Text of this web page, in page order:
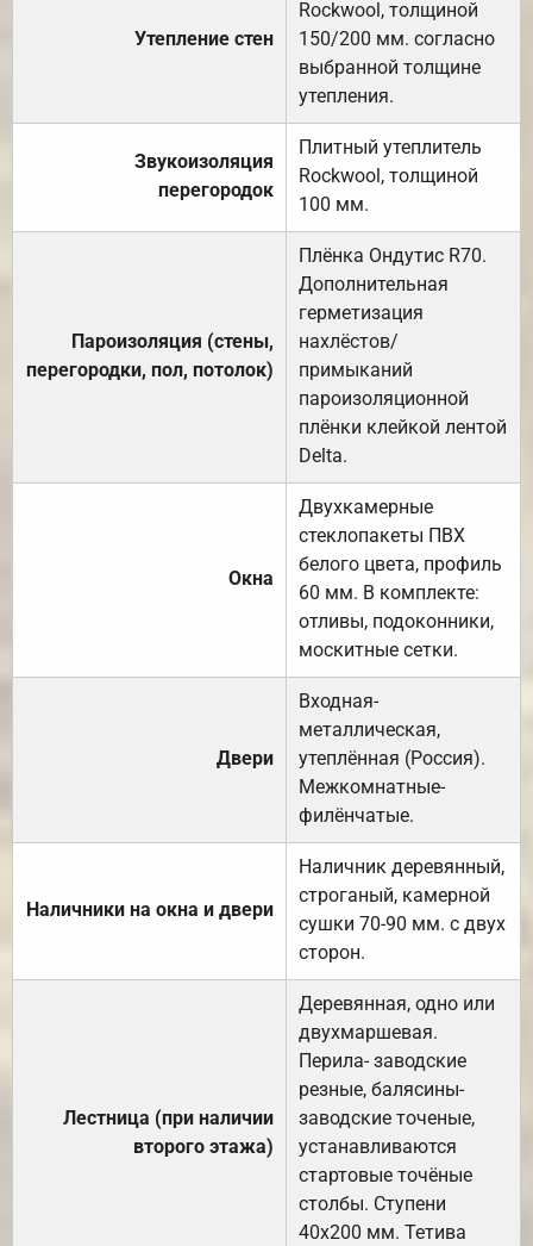
Утепление стен
Rockwool, толщиной
150/200 мм. согласно
выбранной толщине
утепления.
Звукоизоляция
перегородок
Плитный утеплитель
Rockwool, толщиной
100 мм.
Пароизоляция (стены,
перегородки, пол, потолок)
Плёнка Ондутис R70.
Дополнительная
герметизация
нахлёстов/
примыканий
пароизоляционной
плёнки клейкой лентой
Delta.
Окна
Двухкамерные
стеклопакеты ПВХ
белого цвета, профиль
60 мм. В комплекте:
отливы, подоконники,
москитные сетки.
Двери
Входная-
металлическая,
утеплённая (Россия).
Межкомнатные-
филёнчатые.
Наличники на окна и двери
Наличник деревянный,
строганый, камерной
сушки 70-90 мм. с двух
сторон.
Лестница (при наличии
второго этажа)
Деревянная, одно или
двухмаршевая.
Перила- заводские
резные, балясины-
заводские точеные,
устанавливаются
стартовые точёные
столбы. Ступени
40х200 мм. Тетива